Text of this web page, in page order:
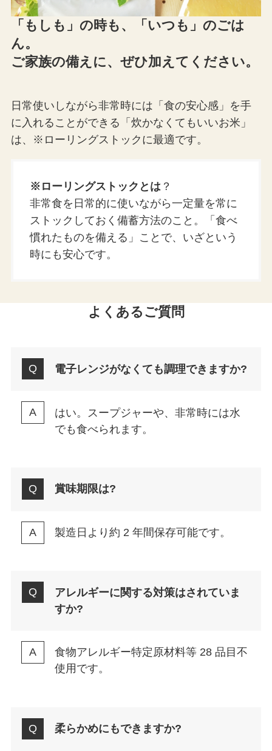
「もしも」の時も、「いつも」のごは
ん。
ご家族の備えに、ぜひ加えてください。
日常使いしながら非常時には「食の安心感」を手
に入れることができる「炊かなくてもいいお米」
は、※ローリングストックに最適です。
※ローリングストックとは ？
非常食を日常的に使いながら一定量を常に
ストックしておく備蓄方法のこと。「食べ
慣れたものを備える」ことで、いざという
時にも安心です。
よくあるご質問
電子レンジがなくても調理できますか?
はい。スープジャーや、非常時には水
でも食べられます。
賞味期限は?
製造日より約 2 年間保存可能です。
アレルギーに関する対策はされていま
すか?
食物アレルギー特定原材料等 28 品目不
使用です。
柔らかめにもできますか?